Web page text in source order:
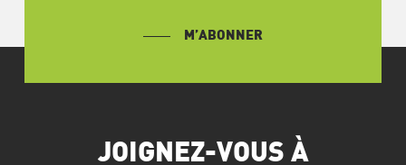
M’ABONNER
JOIGNEZ-VOUS À